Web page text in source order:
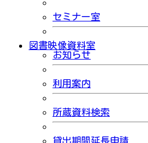
セミナー室
図書映像資料室
お知らせ
利用案内
所蔵資料検索
貸出期間延長申請